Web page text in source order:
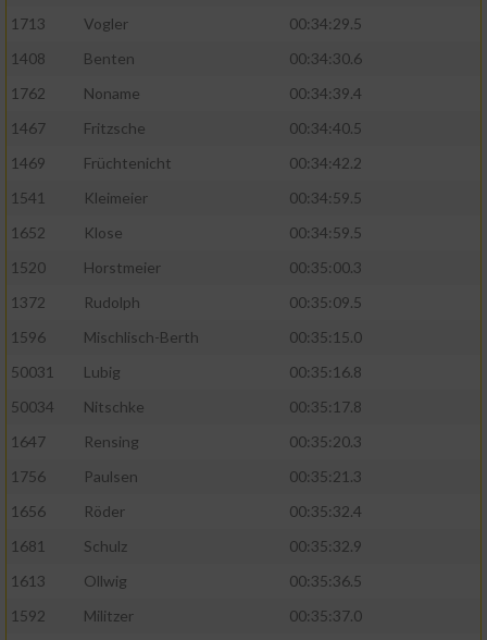
1713
Vogler
00:34:29.5
1408
Benten
00:34:30.6
1762
Noname
00:34:39.4
1467
Fritzsche
00:34:40.5
1469
Früchtenicht
00:34:42.2
1541
Kleimeier
00:34:59.5
1652
Klose
00:34:59.5
1520
Horstmeier
00:35:00.3
1372
Rudolph
00:35:09.5
1596
Mischlisch-Berth
00:35:15.0
50031
Lubig
00:35:16.8
50034
Nitschke
00:35:17.8
1647
Rensing
00:35:20.3
1756
Paulsen
00:35:21.3
1656
Röder
00:35:32.4
1681
Schulz
00:35:32.9
1613
Ollwig
00:35:36.5
1592
Militzer
00:35:37.0